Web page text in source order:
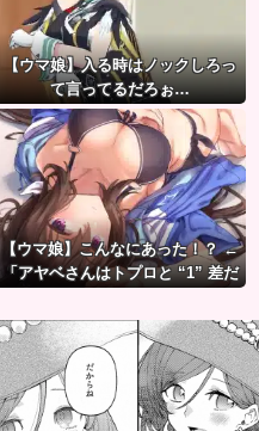
【ウマ娘】入る時はノックしろっ
て言ってるだろぉ…
【ウマ娘】こんなにあった！？ ←
「アヤベさんはトプロと “1” 差だ